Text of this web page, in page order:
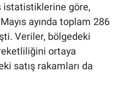
istatistiklerine göre,
ayında toplam 286
Veriler, bölgedeki
ortaya
satış rakamları da